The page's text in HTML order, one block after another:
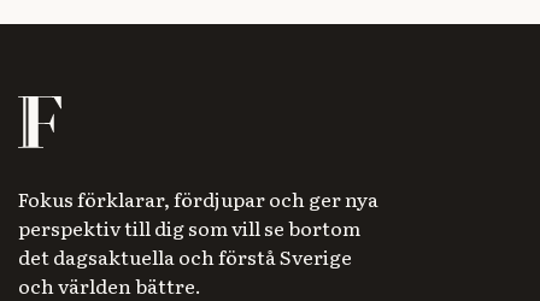
Fokus förklarar, fördjupar och ger nya
perspektiv till dig som vill se bortom
det dagsaktuella och förstå Sverige
och världen bättre.